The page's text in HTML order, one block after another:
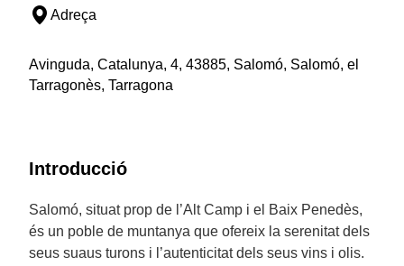
Adreça
Avinguda, Catalunya, 4, 43885, Salomó, Salomó, el
Tarragonès, Tarragona
Introducció
Salomó, situat prop de l’Alt Camp i el Baix Penedès,
és un poble de muntanya que ofereix la serenitat dels
seus suaus turons i l’autenticitat dels seus vins i olis.